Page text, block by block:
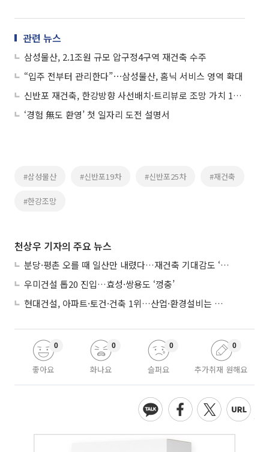
관련 뉴스
삼성물산, 2.1조원 규모 압구정4구역 재건축 수주
“입주 전부터 관리한다”⋯삼성물산, 홈닉 서비스 영역 확대
신반포 재건축, 한강방향 사선배치·트리뷰로 조망 가치 15억원 차이까지
‘경험 無도 환영’ 첫 일자리 도전 설명서
#삼성물산 #신반포19차 #신반포25차 #재건축
#한강조망
천상우 기자의 주요 뉴스
분당·평촌 오를 때 일산만 내렸다…재건축 기대감도 ‘무색’
우미건설 톱20 진입…효성·쌍용도 ‘껑충’
현대건설, 아파트·토건·건축 1위…산업·환경설비는 삼성E&A
좋아요
0
화나요
0
슬퍼요
0
추가취재 원해요
0